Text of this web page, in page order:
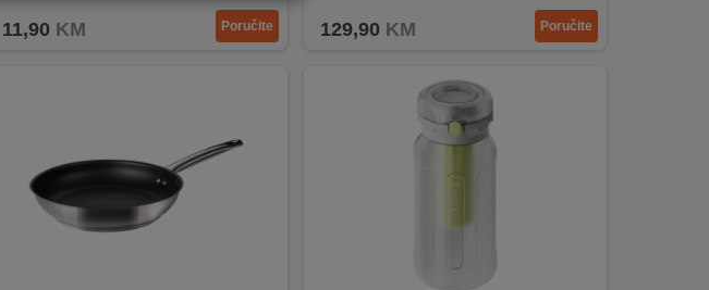
11,90 KM Poručite 129,90 KM Poručite